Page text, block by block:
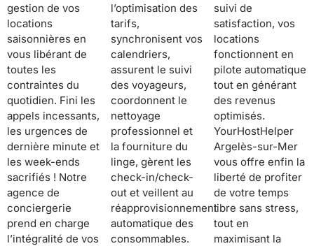
gestion de vos
locations
saisonnières en
vous libérant de
toutes les
contraintes du
quotidien. Fini les
appels incessants,
les urgences de
dernière minute et
les week-ends
sacrifiés ! Notre
agence de
conciergerie
prend en charge
l’intégralité de vos
l’optimisation des
tarifs,
synchronisent vos
calendriers,
assurent le suivi
des voyageurs,
coordonnent le
nettoyage
professionnel et
la fourniture du
linge, gèrent les
check-in/check-
out et veillent au
réapprovisionnement
automatique des
consommables.
suivi de
satisfaction, vos
locations
fonctionnent en
pilote automatique
tout en générant
des revenus
optimisés.
YourHostHelper
Argelès-sur-Mer
vous offre enfin la
liberté de profiter
de votre temps
libre sans stress,
tout en
maximisant la